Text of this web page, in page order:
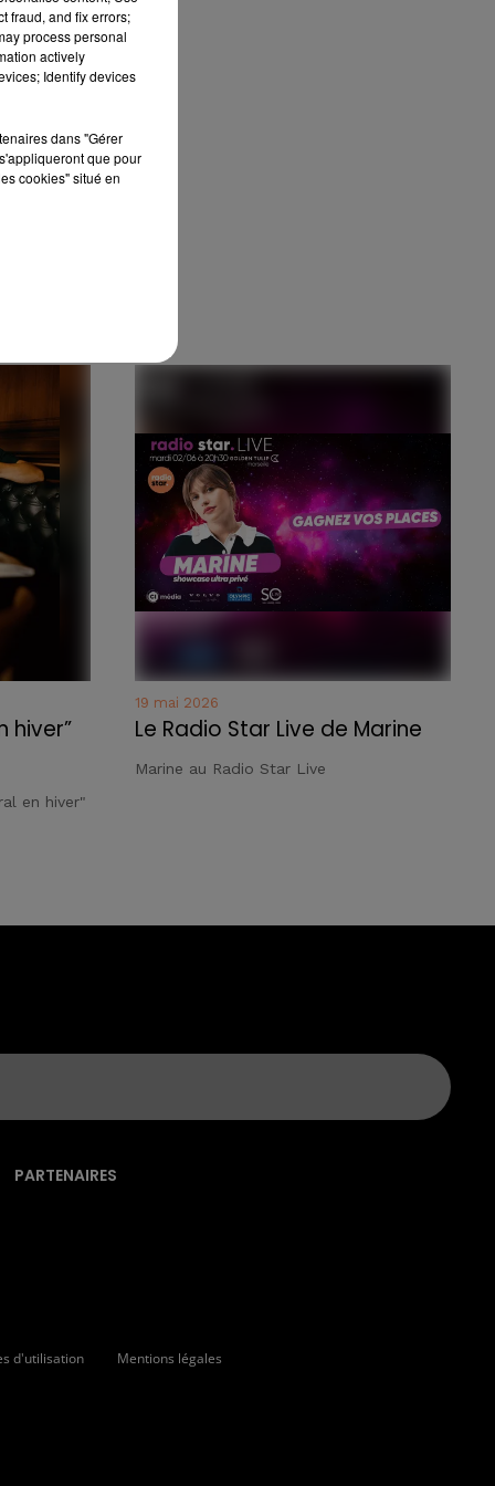
hiver”
en hiver"
19 mai 2026
Le Radio Star Live de Marine
Marine au Radio Star Live
PARTENAIRES
d'utilisation Mentions légales
fraud, and fix errors;
process personal
actively
Identify devices
dans "Gérer
que pour
cookies" situé en